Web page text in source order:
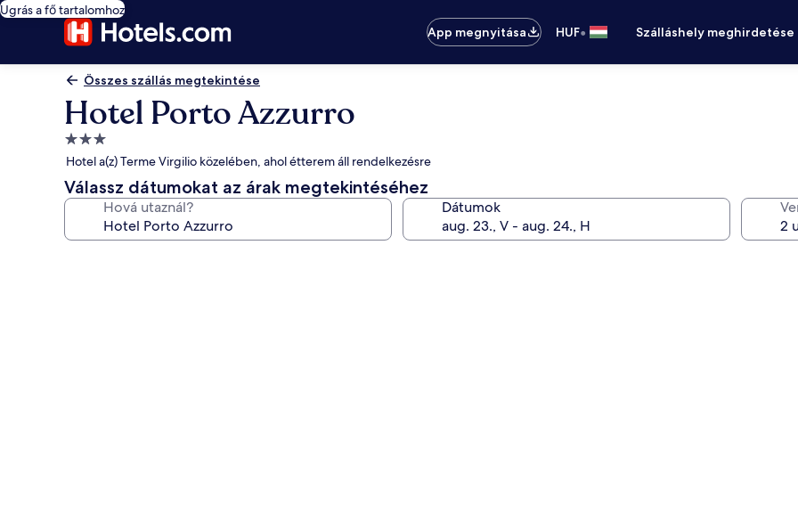
Ugrás a fő tartalomhoz
App megnyitása
HUF• Szálláshely meghirdetése
Összes szállás megtekintése
Hotel Porto Azzurro
3.0
csillagos
szálláshely
Hotel a(z) Terme Virgilio közelében, ahol étterem áll rendelkezésre
Válassz dátumokat az árak megtekintéséhez
Hová utaznál? Dátumok